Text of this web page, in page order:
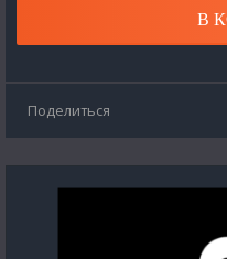
В
Поделиться